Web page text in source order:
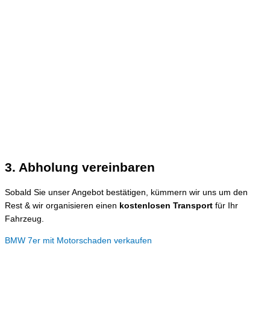
3. Abholung vereinbaren
Sobald Sie unser Angebot bestätigen, kümmern wir uns um den
Rest & wir organisieren einen kostenlosen Transport für Ihr
Fahrzeug.
BMW 7er mit Motorschaden verkaufen